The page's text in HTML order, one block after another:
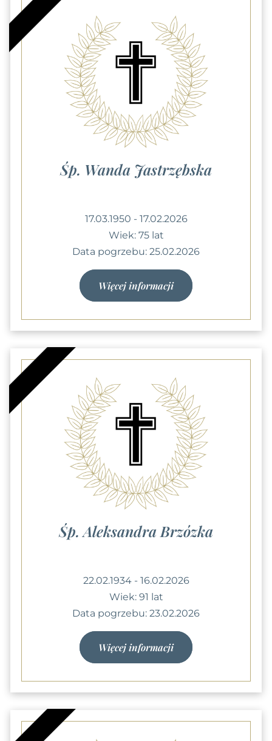
Śp. Wanda Jastrzębska
17.03.1950 - 17.02.2026
Wiek: 75 lat
Data pogrzebu: 25.02.2026
Więcej informacji
Śp. Aleksandra Brzózka
22.02.1934 - 16.02.2026
Wiek: 91 lat
Data pogrzebu: 23.02.2026
Więcej informacji